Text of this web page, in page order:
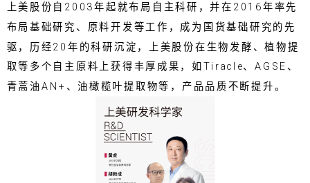
上美股份自2003年起就布局自主科研，并在2016年率先
布局基础研究、原料开发等工作，成为国货基础研究的先
驱，历经20年的科研沉淀，上美股份在生物发酵、植物提
取等多个自主原料上获得丰厚成果，如Tiracle、AGSE、
青蒿油AN+、油橄榄叶提取物等，产品品质不断提升。